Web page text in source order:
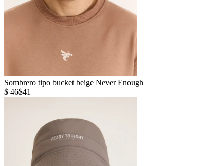
Sombrero tipo bucket beige Never Enough
$ 46$41